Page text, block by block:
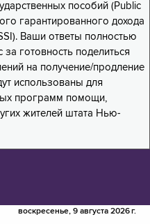
пособий (Public
гарантированного дохода
Ваши ответы полностью
готовность поделиться
на получение/продление
использованы для
программ помощи,
жителей штата Нью-
воскресенье, 9 августа 2026 г.